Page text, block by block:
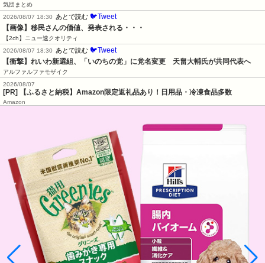
気団まとめ
2026/08/07 18:30
あとで読む 🐦Tweet
【画像】移民さんの価値、発表される・・・
【2ch】ニュー速クオリティ
2026/08/07 18:30
あとで読む 🐦Tweet
【衝撃】れいわ新選組、「いのちの党」に党名変更　天畠大輔氏が共同代表へ
アルファルファモザイク
2026/08/07
[PR] 【ふるさと納税】Amazon限定返礼品あり！日用品・冷凍食品多数
Amazon